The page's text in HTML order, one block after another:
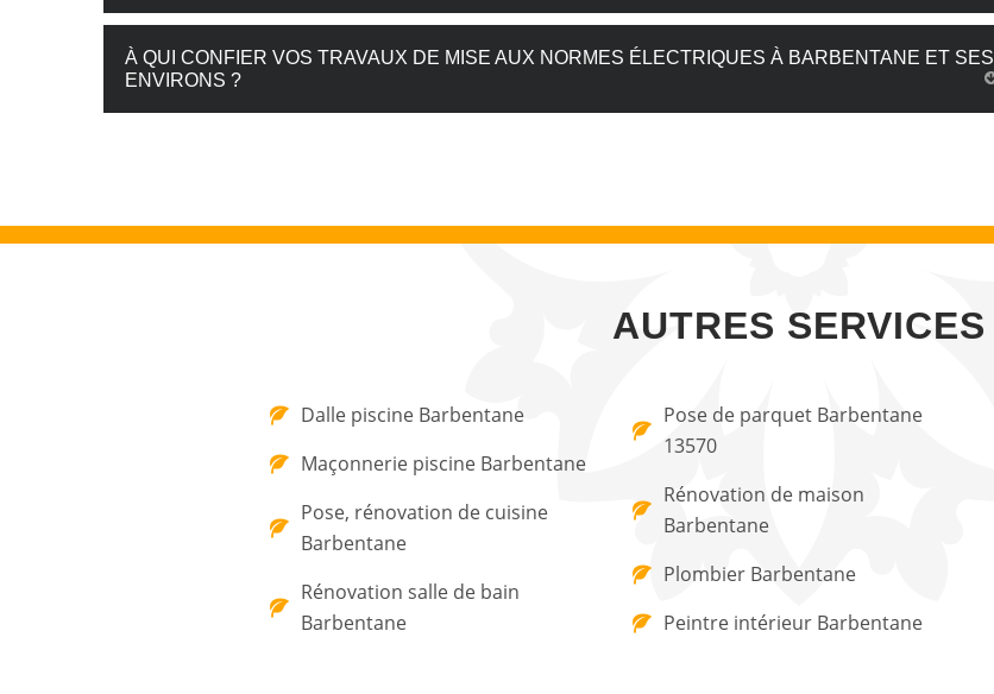
À QUI CONFIER VOS TRAVAUX DE MISE AUX NORMES ÉLECTRIQUES À BARBENTANE ET SES
ENVIRONS ?
AUTRES SERVICES
Dalle piscine Barbentane
Maçonnerie piscine Barbentane
Pose, rénovation de cuisine
Barbentane
Rénovation salle de bain
Barbentane
Pose de parquet Barbentane
13570
Rénovation de maison
Barbentane
Plombier Barbentane
Peintre intérieur Barbentane